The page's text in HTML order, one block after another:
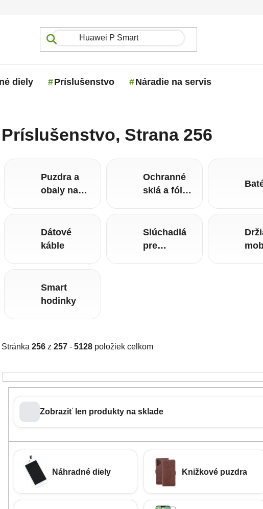
diely Príslušenstvo Náradie na servis
Príslušenstvo, Strana 256
Puzdra a
obaly na
Ochranné
sklá a fólie
Dátové
káble
Slúchadlá
pre
Smart
hodinky
Stránka 256 z 257 - 5128 položiek celkom
Zobraziť len produkty na sklade
Náhradné diely Knižkové puzdra